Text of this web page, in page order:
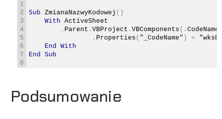
1
2
3
4
5
6
7
8
Sub ZmianaNazwyKodowej ( )
With
ActiveSheet
. Parent .VBProject .VBComponents ( .CodeName
. Properties ( "_CodeName" ) =
End
With
End
Sub
Podsumowanie